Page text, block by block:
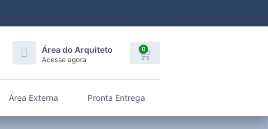
Área do Arquiteto
Acesse agora
0
Área Externa Pronta Entrega